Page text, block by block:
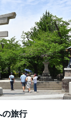
の旅行